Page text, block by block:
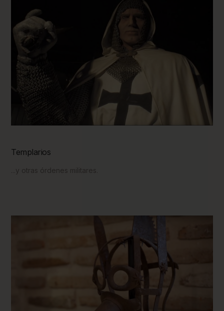
Templarios
...y otras órdenes militares.